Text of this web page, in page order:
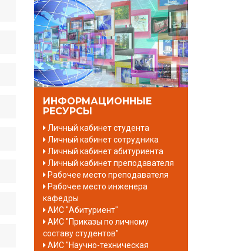
ИНФОРМАЦИОННЫЕ
РЕСУРСЫ
Личный кабинет студента
Личный кабинет сотрудника
Личный кабинет абитуриента
Личный кабинет преподавателя
Рабочее место преподавателя
Рабочее место инженера
кафедры
АИС "Абитуриент"
АИС "Приказы по личному
составу студентов"
АИС "Научно-техническая